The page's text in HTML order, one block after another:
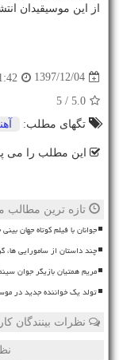
از این موسیقیدان
1397/12/04
5.0
/ 5
تگهای مطلب:
این مطلب را می
تازه ترین مطالب
جوانان با فیلم کوتاه جهان
چند داستان از سامورایی
مریم همتیان بازیگر جوان
تولد یک خواننده جدید در موسیقی پاپ
نظرات بینندگان